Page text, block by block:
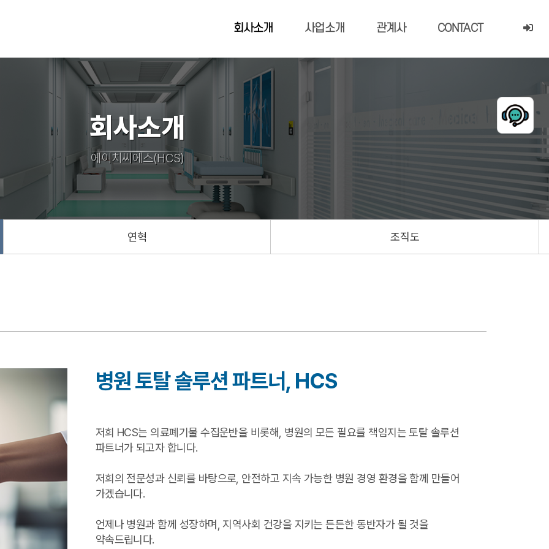
회사소개 사업소개 관계사 CONTACT
회사소개
에이치씨에스(HCS)
연혁 조직도
병원 토탈 솔루션 파트너, HCS
저희 HCS는 의료폐기물 수집운반을 비롯해, 병원의 모든 필요를 책임지는 토탈 솔루션
파트너가 되고자 합니다.
저희의 전문성과 신뢰를 바탕으로, 안전하고 지속 가능한 병원 경영 환경을 함께 만들어
가겠습니다.
언제나 병원과 함께 성장하며, 지역사회 건강을 지키는 든든한 동반자가 될 것을
약속드립니다.